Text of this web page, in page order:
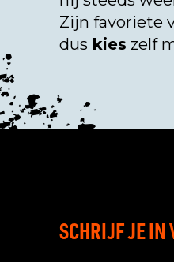
Zijn favoriete
dus kies zelf
SCHRIJF JE IN